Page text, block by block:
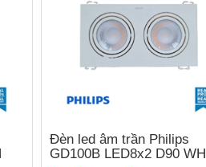
Đèn led âm trần Philips
GD100B LED8x2 D90 WH